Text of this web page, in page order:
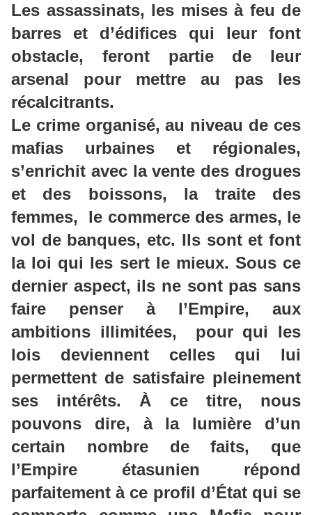
Les assassinats, les mises à feu de
barres et d’édifices qui leur font
obstacle, feront partie de leur
arsenal pour mettre au pas les
récalcitrants.
Le crime organisé, au niveau de ces
mafias urbaines et régionales,
s’enrichit avec la vente des drogues
et des boissons, la traite des
femmes, le commerce des armes, le
vol de banques, etc. Ils sont et font
la loi qui les sert le mieux. Sous ce
dernier aspect, ils ne sont pas sans
faire penser à l’Empire, aux
ambitions illimitées, pour qui les
lois deviennent celles qui lui
permettent de satisfaire pleinement
ses intérêts. À ce titre, nous
pouvons dire, à la lumière d’un
certain nombre de faits, que
l’Empire étasunien répond
parfaitement à ce profil d’État qui se